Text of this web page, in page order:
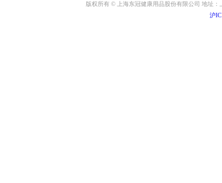
版权所有 © 上海东冠健康用品股份有限公司 地址：
沪